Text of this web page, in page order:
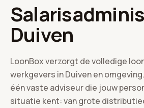
Duiven
LoonBox verzorgt de volledige
werkgevers in Duiven en
één vaste adviseur die jouw
situatie kent: van grote